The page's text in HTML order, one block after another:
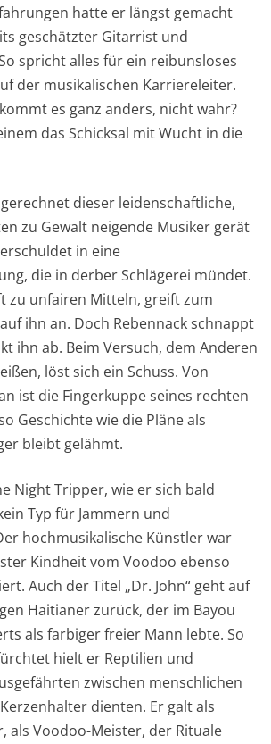
hatte er längst gemacht
geschätzter Gitarrist und
spricht alles für ein reibunsloses
der musikalischen Karriereleiter.
es ganz anders, nicht wahr?
das Schicksal mit Wucht in die
dieser leidenschaftliche,
zu Gewalt neigende Musiker gerät
in eine
die in derber Schlägerei mündet.
zu unfairen Mitteln, greift zum
ihn an. Doch Rebennack schnappt
ihn ab. Beim Versuch, dem Anderen
löst sich ein Schuss. Von
ist die Fingerkuppe seines rechten
Geschichte wie die Pläne als
bleibt gelähmt.
Night Tripper, wie er sich bald
Typ für Jammern und
hochmusikalische Künstler war
Kindheit vom Voodoo ebenso
Auch der Titel „Dr. John“ geht auf
Haitianer zurück, der im Bayou
als farbiger freier Mann lebte. So
hielt er Reptilien und
zwischen menschlichen
dienten. Er galt als
als Voodoo-Meister, der Rituale